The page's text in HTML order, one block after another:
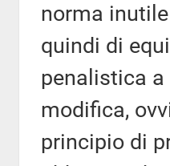
norma
quindi di
penalistica
modifica,
principio di